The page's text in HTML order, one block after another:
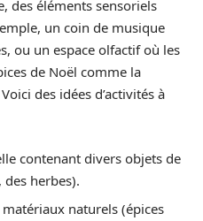
des éléments sensoriels
un coin de musique
ou un espace olfactif où les
de Noël comme la
des idées d’activités à
contenant divers objets de
herbes).
naturels (épices